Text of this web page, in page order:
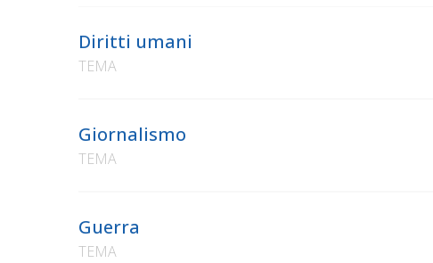
Diritti umani
TEMA
Giornalismo
TEMA
Guerra
TEMA